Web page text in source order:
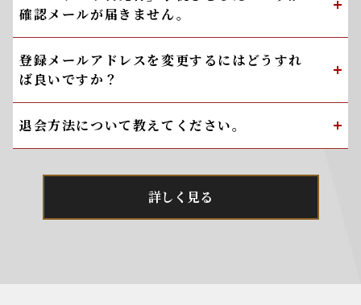
確認メールが届きません。
登録メールアドレスを変更するにはどうすれ
ば良いですか？
退会方法について教えてください。
詳しく見る